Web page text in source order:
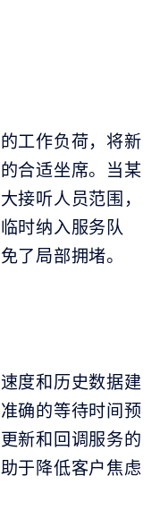
工作负荷，将新
合适坐席。当某
接听人员范围，
时纳入服务队
了局部拥堵。
度和历史数据建
确的等待时间预
新和回调服务的
于降低客户焦虑